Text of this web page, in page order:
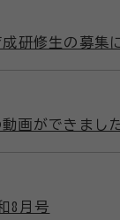
研修生の募集
画ができまし
8月号